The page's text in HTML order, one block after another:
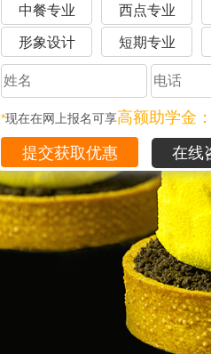
中餐专业 西点专业
形象设计 短期专业
*现在在网上报名可享高额助学金
在线